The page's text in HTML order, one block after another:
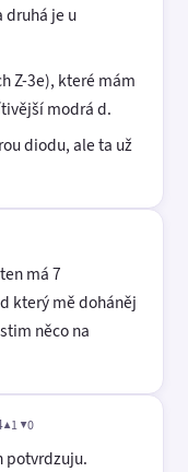
druhá je u
Z-3e), které mám
modrá d.
diodu, ale ta už
má 7
který mě doháněj
něco na
▲1 ▼0
potvrdzuju.